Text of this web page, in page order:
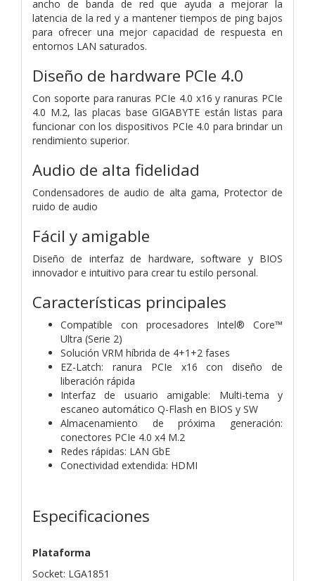
ancho de banda de red que ayuda a mejorar la
latencia de la red y a mantener tiempos de ping bajos
para ofrecer una mejor capacidad de respuesta en
entornos LAN saturados.
Diseño de hardware PCIe 4.0
Con soporte para ranuras PCIe 4.0 x16 y ranuras PCIe
4.0 M.2, las placas base GIGABYTE están listas para
funcionar con los dispositivos PCIe 4.0 para brindar un
rendimiento superior.
Audio de alta fidelidad
Condensadores de audio de alta gama, Protector de
ruido de audio
Fácil y amigable
Diseño de interfaz de hardware, software y BIOS
innovador e intuitivo para crear tu estilo personal.
Características principales
Compatible con procesadores Intel® Core™
Ultra (Serie 2)
Solución VRM híbrida de 4+1+2 fases
EZ-Latch: ranura PCIe x16 con diseño de
liberación rápida
Interfaz de usuario amigable: Multi-tema y
escaneo automático Q-Flash en BIOS y SW
Almacenamiento de próxima generación:
conectores PCIe 4.0 x4 M.2
Redes rápidas: LAN GbE
Conectividad extendida: HDMI
Especificaciones
Plataforma
Socket: LGA1851